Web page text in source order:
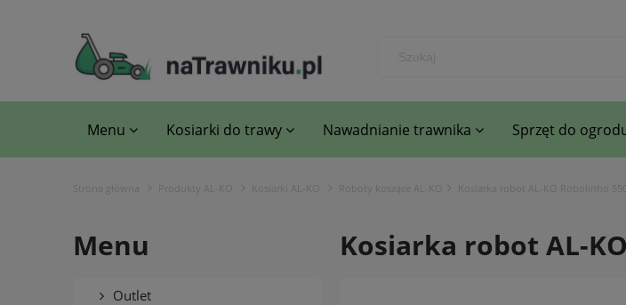
Menu Kosiarki do trawy Nawadnianie trawnika Sprzęt do
Strona główna Produkty AL-KO Kosiarki AL-KO Roboty koszące AL-KO Kosiarka robot AL-KO Robolinho 550
Menu
Outlet
Kosiarka robot AL-